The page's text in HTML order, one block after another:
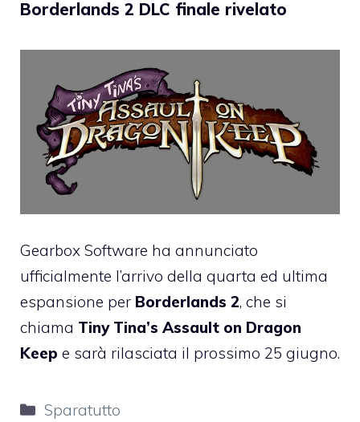
Borderlands 2 DLC finale rivelato
Gearbox Software ha annunciato
ufficialmente l’arrivo della quarta ed ultima
espansione per Borderlands 2, che si
chiama Tiny Tina’s Assault on Dragon
Keep e sarà rilasciata il prossimo 25 giugno.
Categorie
Sparatutto